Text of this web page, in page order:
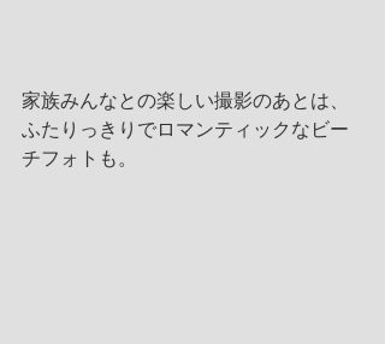
家族みんなとの楽しい撮影のあとは、
ふたりっきりでロマンティックなビー
チフォトも。